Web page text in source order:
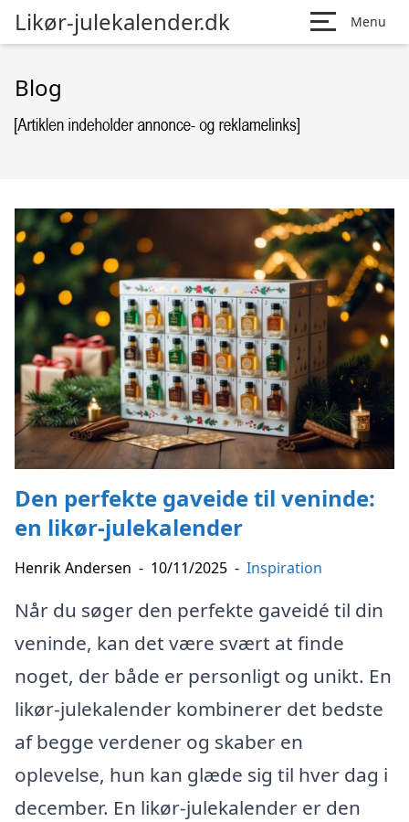
Likør-julekalender.dk Menu
Blog
Den perfekte gaveide til veninde:
en likør-julekalender
Henrik Andersen - 10/11/2025 - Inspiration
Når du søger den perfekte gaveidé til din
veninde, kan det være svært at finde
noget, der både er personligt og unikt. En
likør-julekalender kombinerer det bedste
af begge verdener og skaber en
oplevelse, hun kan glæde sig til hver dag i
december. En likør-julekalender er den